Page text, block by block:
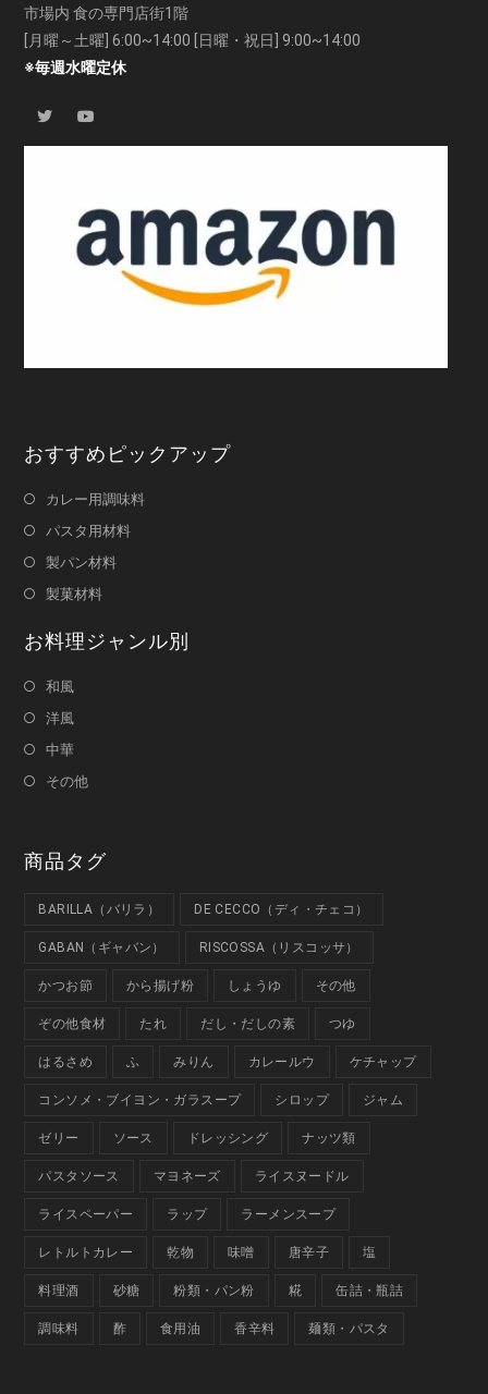
市場内 食の専門店街1階
[月曜～土曜] 6:00~14:00 [日曜・祝日] 9:00~14:00
※毎週水曜定休
おすすめピックアップ
カレー用調味料
パスタ用材料
製パン材料
製菓材料
お料理ジャンル別
和風
洋風
中華
その他
商品タグ
BARILLA（バリラ） DE CECCO（ディ・チェコ）
GABAN（ギャバン） RISCOSSA（リスコッサ）
かつお節 から揚げ粉 しょうゆ その他
ぞの他食材 たれ だし・だしの素 つゆ
はるさめ ふ みりん カレールウ ケチャップ
コンソメ・ブイヨン・ガラスープ シロップ ジャム
ゼリー ソース ドレッシング ナッツ類
パスタソース マヨネーズ ライスヌードル
ライスペーパー ラップ ラーメンスープ
レトルトカレー 乾物 味噌 唐辛子 塩
料理酒 砂糖 粉類・パン粉 糀 缶詰・瓶詰
調味料 酢 食用油 香辛料 麺類・パスタ